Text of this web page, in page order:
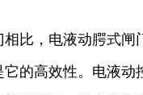
相比，电液动腭式闸
它的高效性。电液动